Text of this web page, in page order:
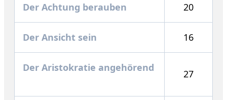
Der Achtung berauben 20
Der Ansicht sein 16
Der Aristokratie angehörend
27